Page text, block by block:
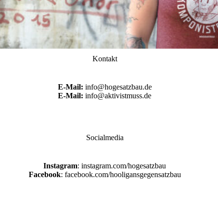
Kontakt
E-Mail: info@hogesatzbau.de
E-Mail: info@aktivistmuss.de
Socialmedia
Instagram: instagram.com/hogesatzbau
Facebook: facebook.com/hooligansgegensatzbau